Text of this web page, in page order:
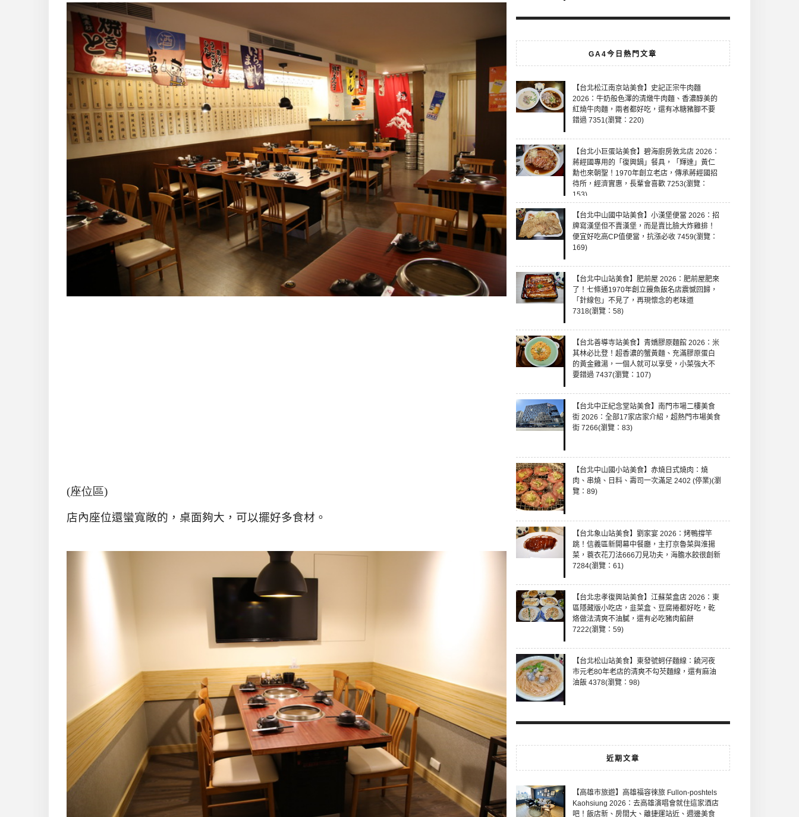
(座位區)
店內座位還蠻寬敞的，桌面夠大，可以擺好多食材。
GA4今日熱門文章
【台北松江南京站美食】史記正宗牛肉麵
2026：牛奶般色澤的清燉牛肉麵、香濃醇美的
紅燒牛肉麵，兩者都好吃，還有冰糖豬腳不要
錯過 7351(瀏覽：220)
【台北小巨蛋站美食】碧海廚房敦北店 2026：
蔣經國專用的「復興鍋」餐具，「輝達」黃仁
勳也來朝聖！1970年創立老店，傳承蔣經國招
待所，經濟實惠，長輩會喜歡 7253(瀏覽：
153)
【台北中山國中站美食】小漢堡便當 2026：招
牌寫漢堡但不賣漢堡，而是賣比臉大炸雞排！
便宜好吃高CP值便當，抗漲必收 7459(瀏覽：
169)
【台北中山站美食】肥前屋 2026：肥前屋肥來
了！七條通1970年創立饅魚飯名店震憾回歸，
「針線包」不見了，再現懷念的老味道
7318(瀏覽：58)
【台北善導寺站美食】青嬌膠原麵館 2026：米
其林必比登！超香濃的蟹黃麵、充滿膠原蛋白
的黃金雞湯，一個人就可以享受，小菜強大不
要錯過 7437(瀏覽：107)
【台北中正紀念堂站美食】南門市場二樓美食
街 2026：全部17家店家介紹，超熱門市場美食
街 7266(瀏覽：83)
【台北中山國小站美食】赤燒日式燒肉：燒
肉、串燒、日料、壽司一次滿足 2402 (停業)(瀏
覽：89)
【台北象山站美食】劉家宴 2026：烤鴨撐竿
跳！信義區新開幕中餐廳，主打京魯菜與淮揚
菜，蓑衣花刀法666刀見功夫，海膽水餃很創新
7284(瀏覽：61)
【台北忠孝復興站美食】江蘇菜盒店 2026：東
區隱藏版小吃店，韭菜盒、豆腐捲都好吃，乾
烙做法清爽不油膩，還有必吃豬肉餡餅
7222(瀏覽：59)
【台北松山站美食】東發號蚵仔麵線：饒河夜
市元老80年老店的清爽不勾芡麵線，還有麻油
油飯 4378(瀏覽：98)
近期文章
【高雄市旅遊】高雄福容徠旅 Fullon-poshtels
Kaohsiung 2026：去高雄演唱會就住這家酒店
吧！飯店新、房間大、離捷運站近、週邊美食